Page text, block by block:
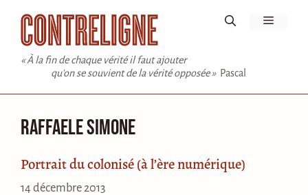
contenu
« À la fin de chaque vérité il faut ajouter
qu'on se souvient de la vérité opposée » Pascal
Menu
Raffaele Simone
Portrait du colonisé (à l’ère numérique)
14 décembre 2013